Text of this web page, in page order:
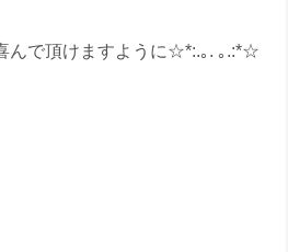
んで頂けますように☆*:.｡. ｡.:*☆